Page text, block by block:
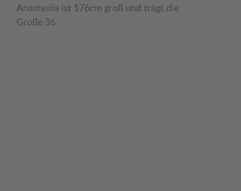
Anastasiia ist 176cm groß und trägt die
Größe 36